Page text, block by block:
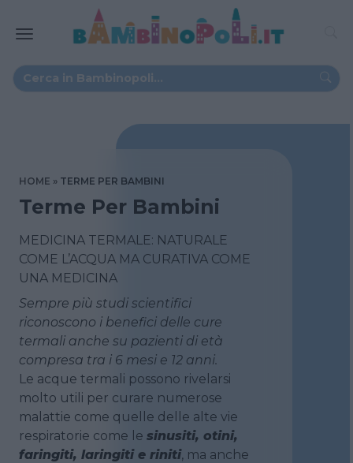
HOME TERME PER BAMBINI
Terme Per Bambini
MEDICINA TERMALE: NATURALE
COME L’ACQUA MA CURATIVA COME
UNA MEDICINA
Sempre più studi scientifici
riconoscono i benefici delle cure
termali anche su pazienti di età
compresa tra i 6 mesi e 12 anni.
Le acque termali possono rivelarsi
molto utili per curare numerose
malattie come quelle delle alte vie
respiratorie come le sinusiti, otini,
faringiti, laringiti e riniti, ma anche